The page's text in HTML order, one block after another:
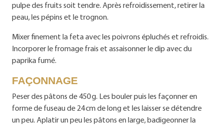
pulpe des fruits soit tendre. Après refroidissement, retirer la
peau, les pépins et le trognon.
Mixer finement la feta avec les poivrons épluchés et refroidis.
Incorporer le fromage frais et assaisonner le dip avec du
paprika fumé.
FAÇONNAGE
Peser des pâtons de 450 g. Les bouler puis les façonner en
forme de fuseau de 24 cm de long et les laisser se détendre
un peu. Aplatir un peu les pâtons en large, badigeonner la